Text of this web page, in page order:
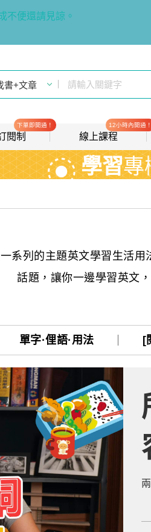
不便還請見諒。
閱制
下單即開通！
線上課程
12小時內開通！
線上影音課程
學習專
系列的主題英文學習生活
話題，讓你一邊學習英文
單字·俚語·用法 [